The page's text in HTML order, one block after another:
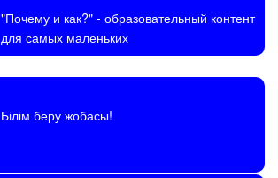
"Почему и как?"- образовательный контент
для самых маленьких
Білім беру жобасы!